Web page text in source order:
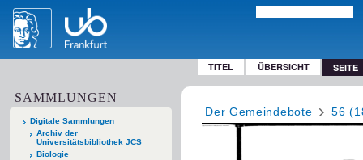
TITEL ÜBERSICHT SEITE
SAMMLUNGEN
Digitale Sammlungen
Archiv der
Universitätsbibliothek JCS
Biologie
Der Gemeindebote 56